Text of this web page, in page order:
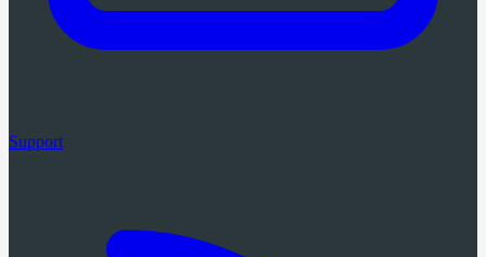
Support